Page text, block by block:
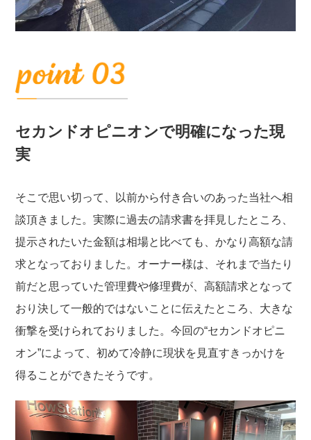
セカンドオピニオンで明確になった現
実
そこで思い切って、以前から付き合いのあった当社へ相
談頂きました。実際に過去の請求書を拝見したところ、
提示されたいた金額は相場と比べても、かなり高額な請
求となっておりました。オーナー様は、それまで当たり
前だと思っていた管理費や修理費が、高額請求となって
おり決して一般的ではないことに伝えたところ、大きな
衝撃を受けられておりました。今回の“セカンドオピニ
オン”によって、初めて冷静に現状を見直すきっかけを
得ることができたそうです。